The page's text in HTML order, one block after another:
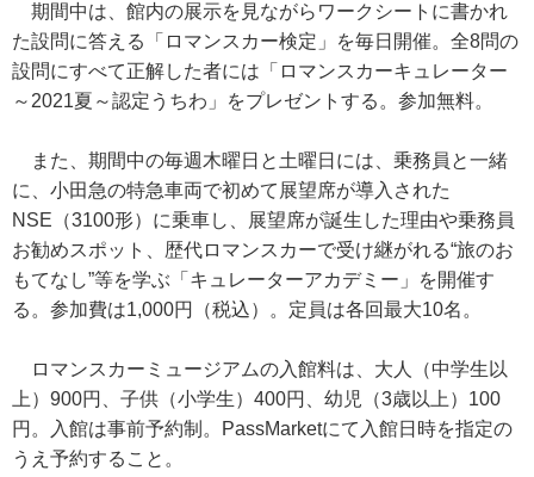
期間中は、館内の展示を見ながらワークシートに書かれ
た設問に答える「ロマンスカー検定」を毎日開催。全8問の
設問にすべて正解した者には「ロマンスカーキュレーター
～2021夏～認定うちわ」をプレゼントする。参加無料。
また、期間中の毎週木曜日と土曜日には、乗務員と一緒
に、小田急の特急車両で初めて展望席が導入された
NSE（3100形）に乗車し、展望席が誕生した理由や乗務員
お勧めスポット、歴代ロマンスカーで受け継がれる“旅のお
もてなし”等を学ぶ「キュレーターアカデミー」を開催す
る。参加費は1,000円（税込）。定員は各回最大10名。
ロマンスカーミュージアムの入館料は、大人（中学生以
上）900円、子供（小学生）400円、幼児（3歳以上）100
円。入館は事前予約制。PassMarketにて入館日時を指定の
うえ予約すること。